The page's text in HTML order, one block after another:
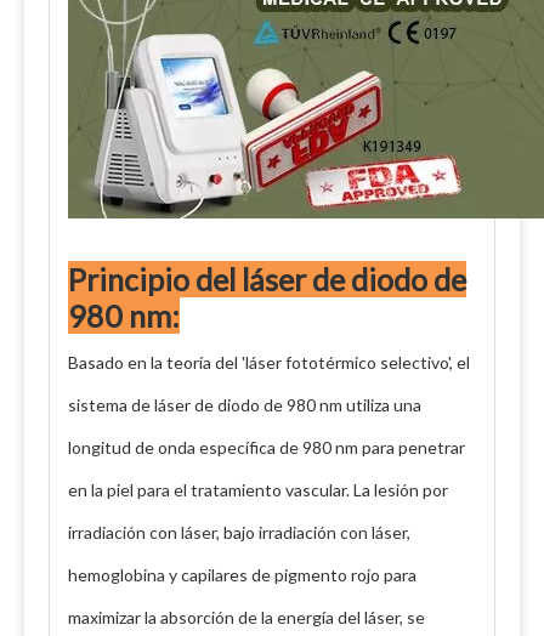
Principio del láser de diodo de
980 nm:
Basado en la teoría del 'láser fototérmico selectivo', el
sistema de láser de diodo de 980 nm utiliza una
longitud de onda específica de 980 nm para penetrar
en la piel para el tratamiento vascular. La lesión por
irradiación con láser, bajo irradiación con láser,
hemoglobina y capilares de pigmento rojo para
maximizar la absorción de la energía del láser, se